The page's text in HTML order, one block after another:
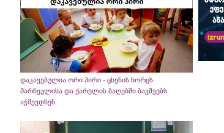
დაკავებულია ორი პირი - ცხენის ხორცს
მარნეულისა და ქარელის ბაღებში ბავშვებს
აჭმევდნენ